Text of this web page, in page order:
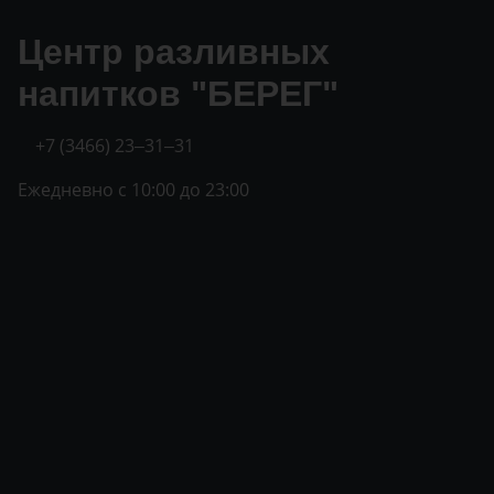
Центр разливных
напитков "БЕРЕГ"
+7 (3466) 23‒31‒31
Ежедневно с 10:00 до 23:00